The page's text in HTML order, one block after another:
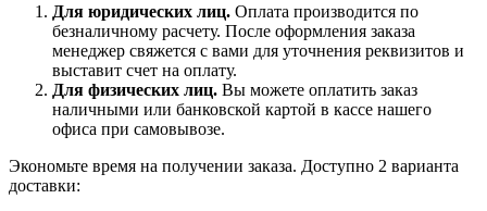
Для юридических лиц. Оплата производится по
безналичному расчету. После оформления заказа
менеджер свяжется с вами для уточнения реквизитов и
выставит счет на оплату.
Для физических лиц. Вы можете оплатить заказ
наличными или банковской картой в кассе нашего
офиса при самовывозе.
Экономьте время на получении заказа. Доступно 2 варианта
доставки: